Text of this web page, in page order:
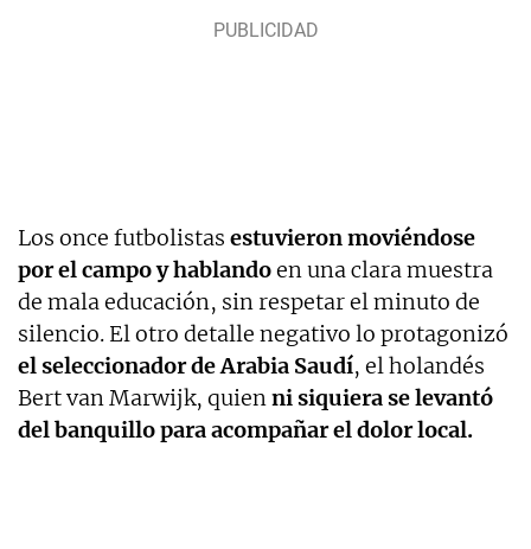
Los once futbolistas estuvieron moviéndose
por el campo y hablandoen una clara muestra
de mala educación, sin respetar el minuto de
silencio. El otro detalle negativo lo protagonizó
el seleccionador de Arabia Saudí, el holandés
Bert van Marwijk, quienni siquiera se levantó
del banquillo para acompañar el dolor local.